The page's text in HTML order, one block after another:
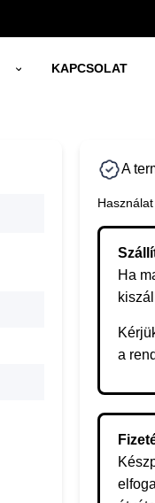
KAPCSOLAT
A
Ha
a